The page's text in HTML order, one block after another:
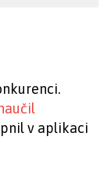
v aplikaci